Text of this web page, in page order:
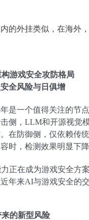
的外挂类似，在海外
游戏安全攻防格局
全风险与日俱增
年是一个值得关注的节
侧，LLM和开源视觉
在防御侧，仅依赖传
时，检测效果明显下降
正在成为游戏安全方
年来AI与游戏安全的
的新型风险